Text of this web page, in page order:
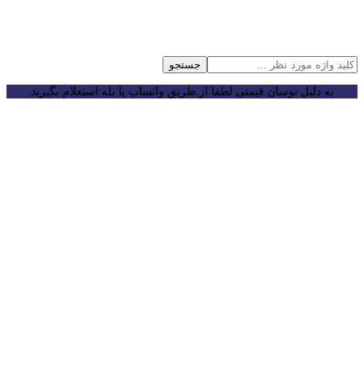
جستجو
به دلیل نوسان قیمتی لطفا از طریق واتساپ یا بله استعلام بگیرید